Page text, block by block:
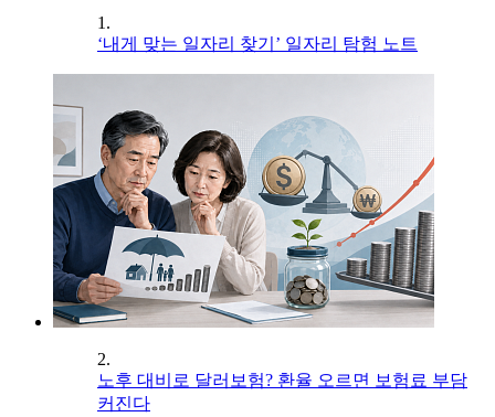
1.
‘내게 맞는 일자리 찾기’ 일자리 탐험 노트
2.
노후 대비로 달러보험? 환율 오르면 보험료 부담
커진다